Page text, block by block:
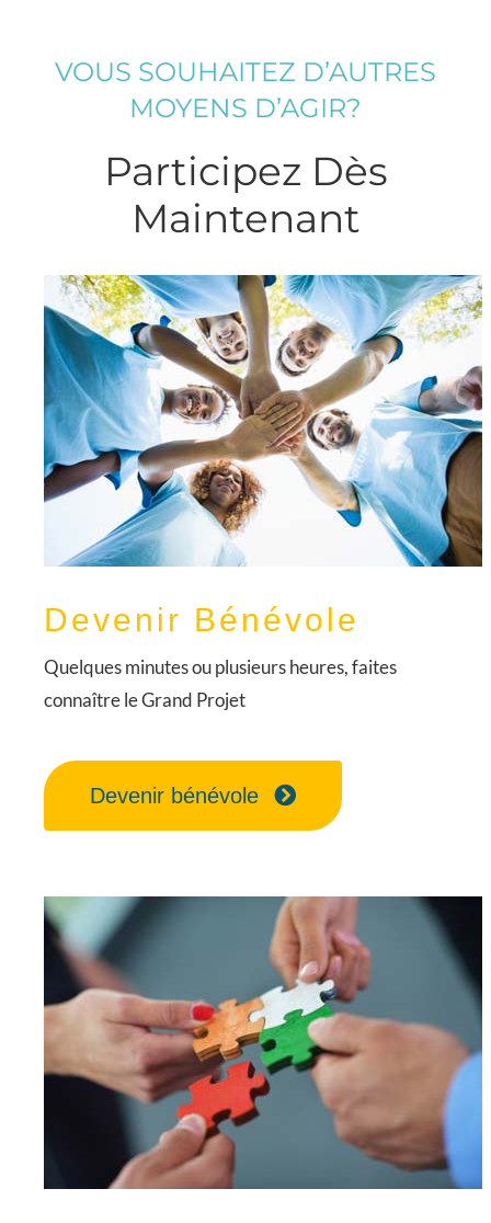
VOUS SOUHAITEZ D’AUTRES
MOYENS D’AGIR?
Participez Dès
Maintenant
Devenir Bénévole
Quelques minutes ou plusieurs heures, faites
connaître le Grand Projet
Devenir bénévole